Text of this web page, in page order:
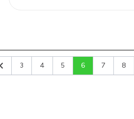
Anterior
3 4 5 6 7 8